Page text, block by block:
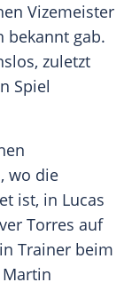
Vizemeister
bekannt gab.
zuletzt
Spiel
, wo die
ist, in Lucas
Torres auf
Trainer beim
Martin